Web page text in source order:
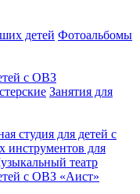
детей Фотоальбомы
с ОВЗ
Занятия для
студия для детей с
инструментов для
театр
с ОВЗ «Аист»